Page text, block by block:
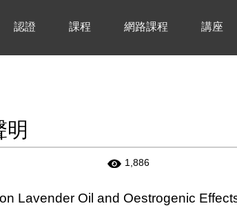
認證 課程 網路課程 講座
明
1,886
Lavender Oil and Oestrogenic